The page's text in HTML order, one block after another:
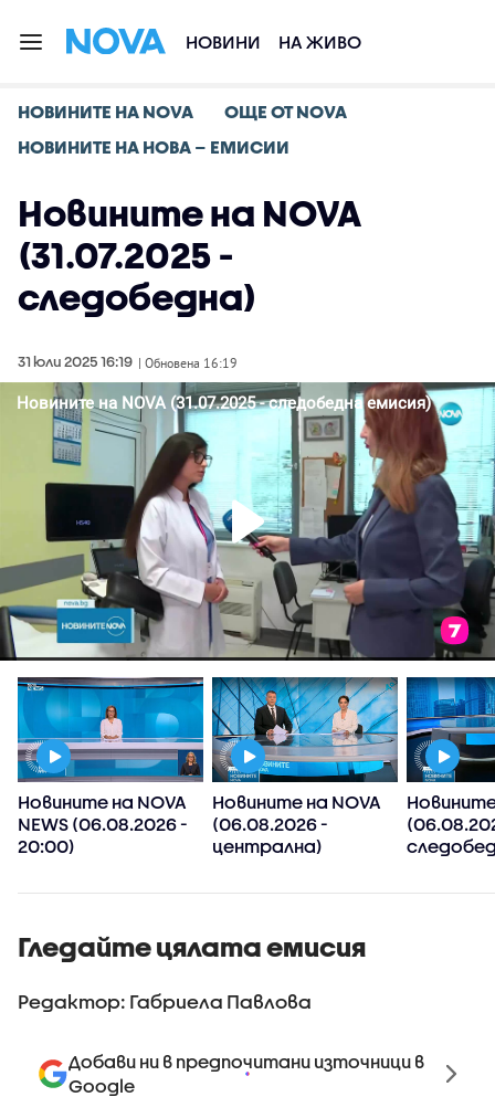
НОВИНИ НА ЖИВО
НОВИНИТЕ НА NOVA
ОЩЕ ОТ NOVA
НОВИНИТЕ НА НОВА – ЕМИСИИ
Новините на NOVA
(31.07.2025 -
следобедна)
31 юли 2025 16:19 | Обновена 16:19
Новините на NOVA
NEWS (06.08.2026 -
20:00)
Новините на NOVA
(06.08.2026 -
централна)
Гледайте цялата емисия
Редактор: Габриела Павлова
Добави ни в предпочитани източници в
Google